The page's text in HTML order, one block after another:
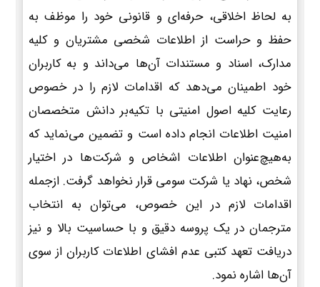
به لحاظ اخلاقی، حرفه‌ای و قانونی خود را موظف به
حفظ و حراست از اطلاعات شخصی مشتریان و کلیه
مدارک، اسناد و مستندات آن‌ها می‌داند و به کاربران
خود اطمینان می‌دهد که اقدامات لازم را در خصوص
رعایت کلیه اصول امنیتی با تکیه‌بر دانش متخصصان
امنیت اطلاعات انجام داده است و تضمین می‌نماید که
به‌هیچ‌عنوان اطلاعات اشخاص و شرکت‌ها در اختیار
شخص، نهاد یا شرکت سومی قرار نخواهد گرفت. ازجمله
اقدامات لازم در این خصوص، می‌توان به انتخاب
مترجمان در یک پروسه دقیق و با حساسیت بالا و نیز
دریافت تعهد کتبی عدم افشای اطلاعات کاربران از سوی
آن‌ها اشاره نمود.